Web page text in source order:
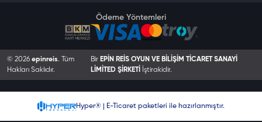
Ödeme Yöntemleri
© 2026 epinreis. Tüm
Hakları Saklıdır.
Bir EPİN REİS OYUN VE BİLİŞİM TİCARET SANAYİ
LİMİTED ŞİRKETİ
İştirakidir.
Hyper® | E-Ticaret paketleri ile hazırlanmıştır.